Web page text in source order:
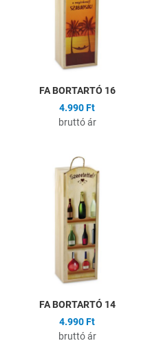
FA BORTARTÓ 16
4.990 Ft
bruttó ár
FA BORTARTÓ 14
4.990 Ft
bruttó ár